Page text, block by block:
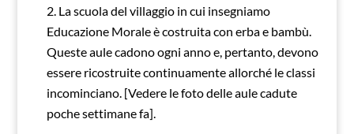
La scuola del villaggio in cui insegniamo
Educazione Morale è costruita con erba e bambù.
Queste aule cadono ogni anno e, pertanto, devono
essere ricostruite continuamente allorché le classi
incominciano. [Vedere le foto delle aule cadute
poche settimane fa].